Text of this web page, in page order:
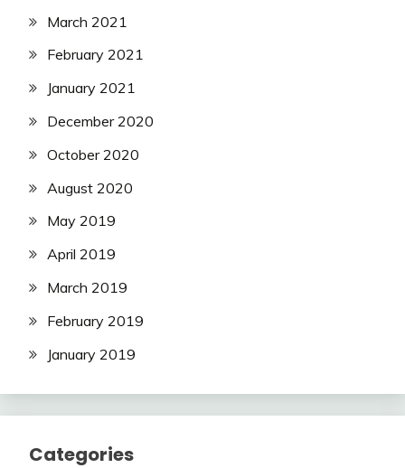
March 2021
February 2021
January 2021
December 2020
October 2020
August 2020
May 2019
April 2019
March 2019
February 2019
January 2019
Categories